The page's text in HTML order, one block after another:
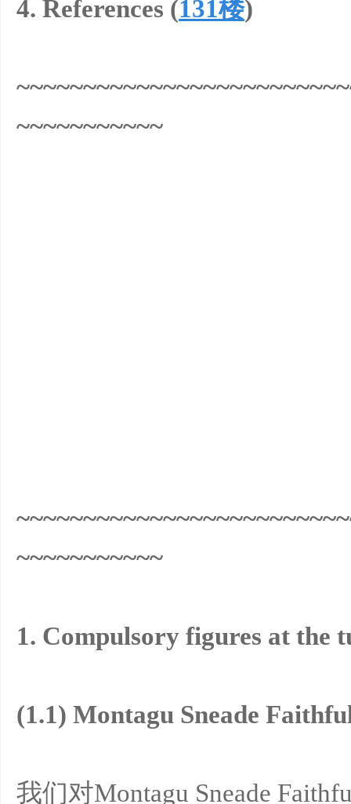
4. References (131楼)
~~~~~~~~~~~
~~~~~~~~~~~
1. Compulsory figures at the
(1.1) Montagu Sneade
我们对Montagu Sneade